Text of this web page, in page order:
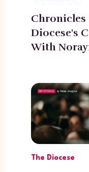
Chronicles
Diocese's
With
The Diocese